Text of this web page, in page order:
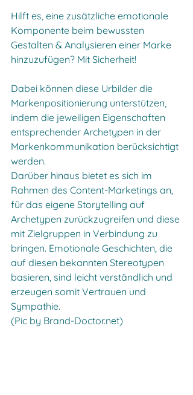
Hilft es, eine zusätzliche emotionale
Komponente beim bewussten
Gestalten & Analysieren einer Marke
hinzuzufügen? Mit Sicherheit!
Dabei können diese Urbilder die
Markenpositionierung unterstützen,
indem die jeweiligen Eigenschaften
entsprechender Archetypen in der
Markenkommunikation berücksichtigt
werden.
Darüber hinaus bietet es sich im
Rahmen des Content-Marketings an,
für das eigene Storytelling auf
Archetypen zurückzugreifen und diese
mit Zielgruppen in Verbindung zu
bringen. Emotionale Geschichten, die
auf diesen bekannten Stereotypen
basieren, sind leicht verständlich und
erzeugen somit Vertrauen und
Sympathie.
(Pic by Brand-Doctor.net)